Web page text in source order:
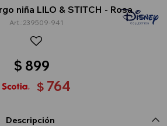
THE
niña LILO & STITCH - Rosa
239509-941
$ 899
$ 764
Descripción